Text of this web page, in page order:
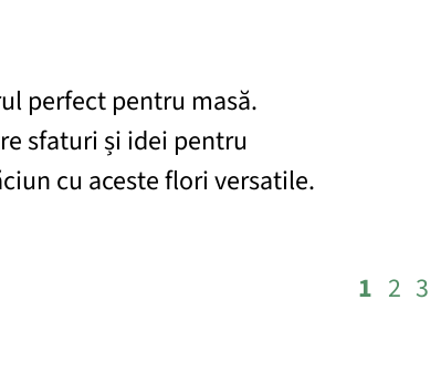
perfect pentru masă.
sfaturi și idei pentru
cu aceste flori versatile.
1 2 3